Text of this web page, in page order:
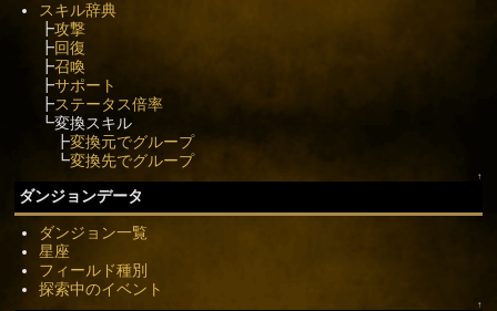
スキル辞典
┣攻撃
┣回復
┣召喚
┣サポート
┣ステータス倍率
┗変換スキル
┣変換元でグループ
┗変換先でグループ
↑
ダンジョンデータ
ダンジョン一覧
星座
フィールド種別
探索中のイベント
↑